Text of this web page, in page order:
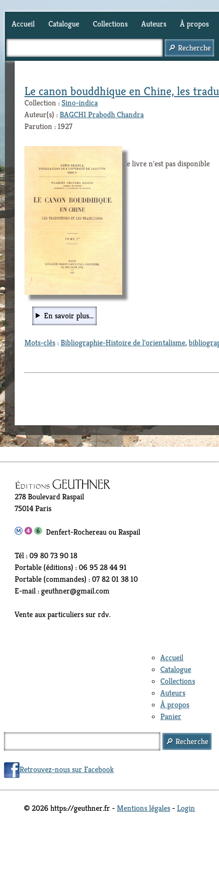
Accueil Catalogue Collections Auteurs À propos
Le canon bouddhique en Chine, les
Collection :Sino-indica
Auteur(s) :BAGCHI Prabodh Chandra
Parution : 1927
Ce livre n'est pas disponible
En savoir plus...
Mots-clés:Bibliographie-Histoire de l'orientalisme,
278 Boulevard Raspail
75014 Paris
Denfert-Rochereau ou Raspail
Tél : 09 80 73 90 18
Portable (éditions) : 06 95 28 44 91
Portable (commandes) : 07 82 01 38 10
E-mail : geuthner@gmail.com
Vente aux particuliers sur rdv.
Accueil
Catalogue
Collections
Auteurs
À propos
Panier
Retrouvez-nous sur Facebook
© 2026 https://geuthner.fr -Mentions légales -Login